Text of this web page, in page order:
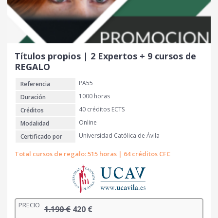
n
a
e
r
.
e
s
:
3
€
.
Títulos propios | 2 Expertos + 9 cursos de
REGALO
Referencia
PA55
Duración
1000 horas
Créditos
40 créditos ECTS
Modalidad
Online
Certificado por
Universidad Católica de Ávila
Total cursos de regalo: 515 horas | 64 créditos CFC
PRECIO 1.190€ E
420 €E